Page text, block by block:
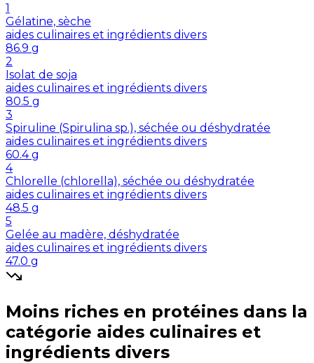
1
Gélatine, sèche
aides culinaires et ingrédients divers
86.9 g
2
Isolat de soja
aides culinaires et ingrédients divers
80.5 g
3
Spiruline (Spirulina sp.), séchée ou déshydratée
aides culinaires et ingrédients divers
60.4 g
4
Chlorelle (chlorella), séchée ou déshydratée
aides culinaires et ingrédients divers
48.5 g
5
Gelée au madère, déshydratée
aides culinaires et ingrédients divers
47.0 g
Moins riches en protéines dans la
catégorie aides culinaires et
ingrédients divers